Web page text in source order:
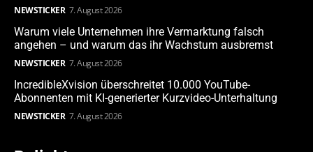
NEWSTICKER 7. August 2026
Warum viele Unternehmen ihre Vermarktung falsch
angehen – und warum das ihr Wachstum ausbremst
NEWSTICKER 7. August 2026
IncredibleXvision überschreitet 10.000 YouTube-
Abonnenten mit KI-generierter Kurzvideo-Unterhaltung
NEWSTICKER 7. August 2026